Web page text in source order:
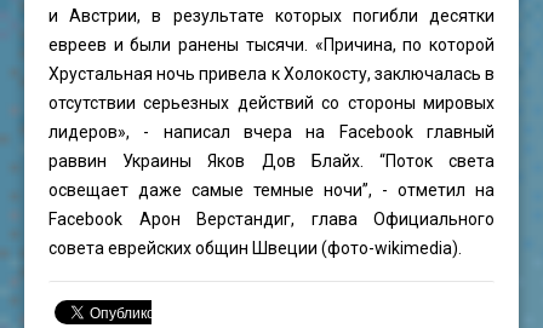
и Австрии, в результате которых погибли десятки
евреев и были ранены тысячи. «Причина, по которой
Хрустальная ночь привела к Холокосту, заключалась в
отсутствии серьезных действий со стороны мировых
лидеров», - написал вчера на Facebook главный
раввин Украины Яков Дов Блайх. “Поток света
освещает даже самые темные ночи”, - отметил на
Facebook Арон Верстандиг, глава Официального
совета еврейских общин Швеции (фото-wikimedia).